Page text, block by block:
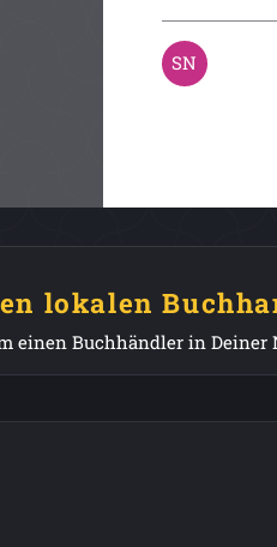
lokalen
einen Buchhändler in Deiner